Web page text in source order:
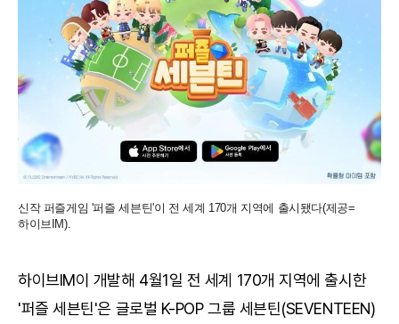
신작 퍼즐게임 '퍼즐 세븐틴'이 전 세계 170개 지역에 출시됐다(제공=
하이브IM).
하이브IM이 개발해 4월1일 전 세계 170개 지역에 출시한
'퍼즐 세븐틴'은 글로벌 K-POP 그룹 세븐틴(SEVENTEEN)